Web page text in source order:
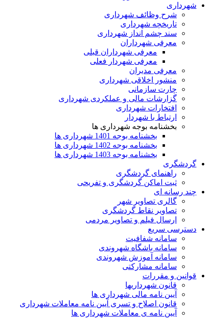
شهرداری
شرح وظائف شهرداری
تاریخچه شهرداری
سند چشم انداز شهرداری
معرفی شهرداران
معرفی شهرداران قبلی
معرفی شهردار فعلی
معرفی مدیران
منشور اخلاقی شهرداری
چارت سازمانی
گزارشات مالی و عملکردی شهرداری
افتخارات شهرداری
ارتباط با شهردار
بخشنامه بوجه شهرداری ها
بخشنامه بوجه 1401 شهرداری ها
بخشنامه بوجه 1402 شهرداری ها
بخشنامه بوجه 1403 شهرداری ها
گردشگری
راهنمای گردشگری
ثبت اماکن گردشگری و تفریحی
چند رسانه ای
گالری تصاویر شهر
تصاویر نقاط گردشگری
ارسال فیلم و تصاویر مردمی
دسترسی سریع
سامانه شفافیت
سامانه باشگاه شهروندی
سامانه آموزش شهروندی
سامانه مشارکتی
قوانین و مقررات
قانون شهرداریها
آیین نامه مالی شهرداری ها
قانون اصلاح و تسری آیین نامه معاملات شهرداری
آیین نامه ی معاملات شهرداری ها